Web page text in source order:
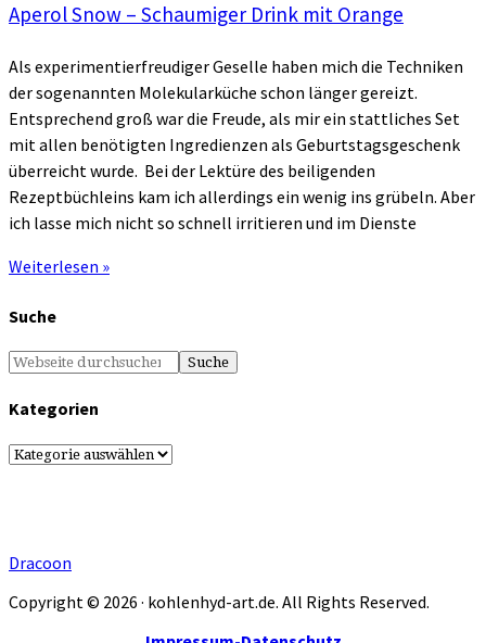
Aperol Snow – Schaumiger Drink mit Orange
Als experimentierfreudiger Geselle haben mich die Techniken
der sogenannten Molekularküche schon länger gereizt.
Entsprechend groß war die Freude, als mir ein stattliches Set
mit allen benötigten Ingredienzen als Geburtstagsgeschenk
überreicht wurde. Bei der Lektüre des beiligenden
Rezeptbüchleins kam ich allerdings ein wenig ins grübeln. Aber
ich lasse mich nicht so schnell irritieren und im Dienste
Weiterlesen »
Suche
Kategorien
Kategorien
Dracoon
Copyright © 2026 · kohlenhyd-art.de. All Rights Reserved.